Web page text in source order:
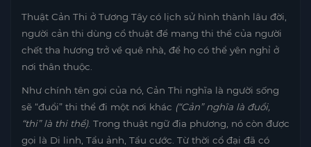
Thuật Cản Thi ở Tương Tây có lịch sử hình thành lâu đời,
người cản thi dùng cổ thuật để mang thi thể của người
chết tha hương trở về quê nhà, để họ có thể yên nghỉ ở
nơi thân thuộc.
Như chính tên gọi của nó, Cản Thi nghĩa là người sống
sẽ “đuổi” thi thể đi một nơi khác (“Cản” nghĩa là đuổi,
“thi” là thi thể). Trong thuật ngữ địa phương, nó còn được
gọi là Di linh, Tẩu ảnh, Tẩu cước. Từ thời cổ đại đã có